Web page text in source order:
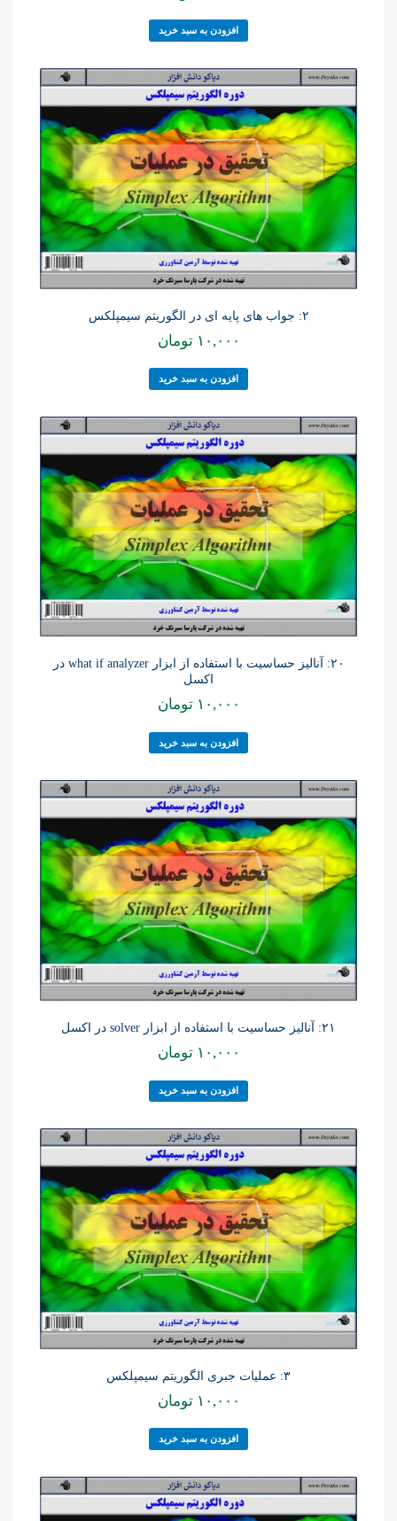
افزودن به سبد خرید
۲: جواب های پایه ای در الگوریتم سیمپلکس
۱۰,۰۰۰ تومان
افزودن به سبد خرید
۲۰: آنالیز حساسیت با استفاده از ابزار what if analyzer در
اکسل
۱۰,۰۰۰ تومان
افزودن به سبد خرید
۲۱: آنالیز حساسیت با استفاده از ابزار solver در اکسل
۱۰,۰۰۰ تومان
افزودن به سبد خرید
۳: عملیات جبری الگوریتم سیمپلکس
۱۰,۰۰۰ تومان
افزودن به سبد خرید